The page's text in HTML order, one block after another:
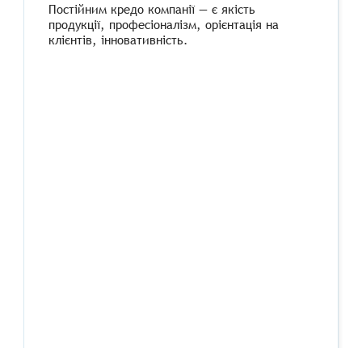
Постійним кредо компанії — є якість
продукції, професіоналізм, орієнтація на
клієнтів, інновативність.